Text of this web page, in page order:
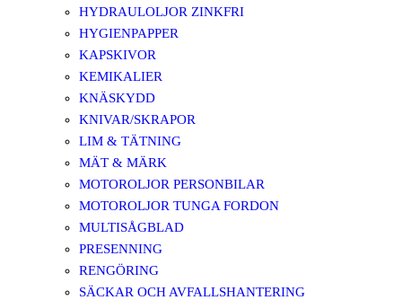
HYDRAULOLJOR ZINKFRI
HYGIENPAPPER
KAPSKIVOR
KEMIKALIER
KNÄSKYDD
KNIVAR/SKRAPOR
LIM & TÄTNING
MÄT & MÄRK
MOTOROLJOR PERSONBILAR
MOTOROLJOR TUNGA FORDON
MULTISÅGBLAD
PRESENNING
RENGÖRING
SÄCKAR OCH AVFALLSHANTERING